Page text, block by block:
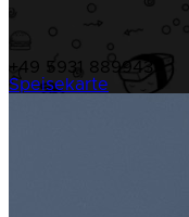
+49 5931 889943
Speisekarte